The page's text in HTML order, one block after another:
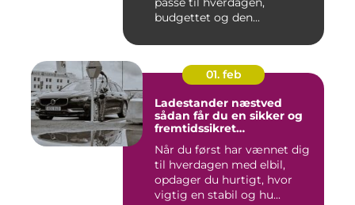
budgettet og den...
01. feb
Ladestander næstved
sådan får du en sikker og
fremtidssikret
Når du først har vænnet dig
til hverdagen med elbil,
opdager du hurtigt, hvor
vigtig en stabil og hu...